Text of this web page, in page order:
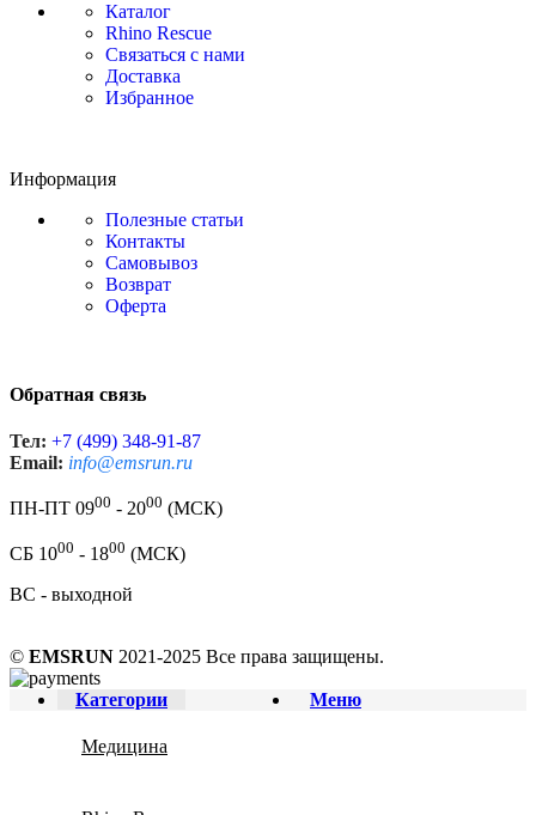
Каталог
Rhino Rescue
Связаться с нами
Доставка
Избранное
Информация
Полезные статьи
Контакты
Самовывоз
Возврат
Оферта
Обратная связь
Тел: +7 (499) 348-91-87
Email: info@emsrun.ru
ПН-ПТ 0900 - 2000 (МСК)
СБ 1000 - 1800 (МСК)
ВС - выходной
© EMSRUN 2021-2025 Все права защищены.
Меню
Категории
Медицина